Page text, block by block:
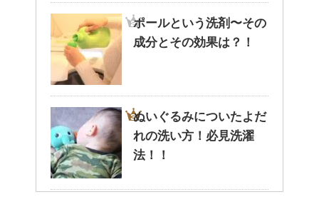
ぬいぐるみの洗い方とは？セス
キを使えば簡単綺麗！
ぬいぐるみについたよだれの洗
い方！必見洗濯法！！
ポールという洗剤〜その
成分とその効果は？！
ぬいぐるみについたよだ
れの洗い方！必見洗濯
法！！